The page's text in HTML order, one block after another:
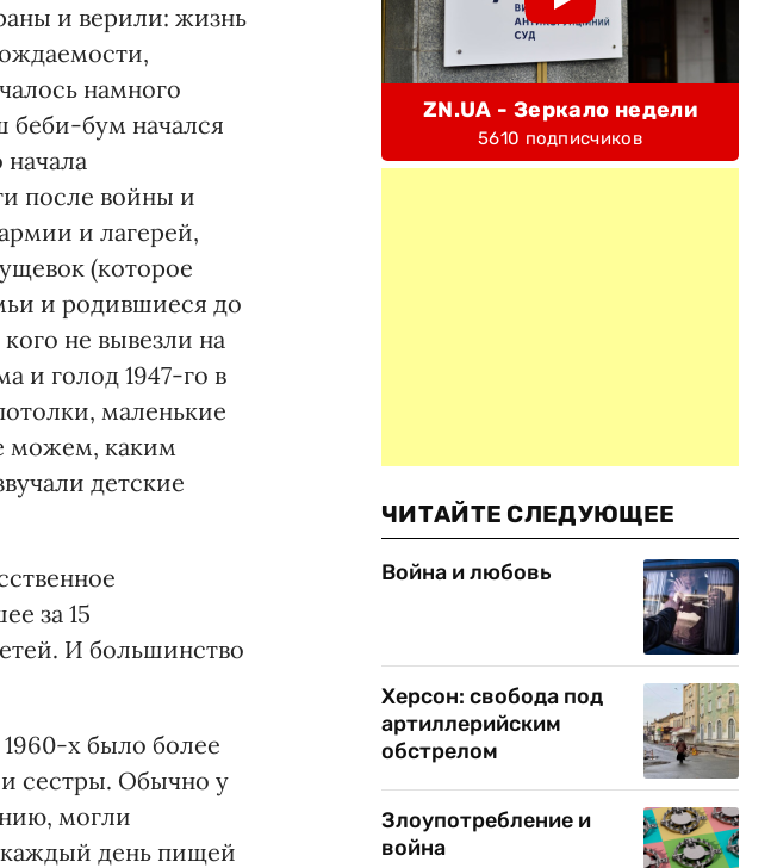
и верили: жизнь
намного
беби-бум начался
после войны и
и лагерей,
(которое
и родившиеся до
не вывезли на
и голод 1947-го в
маленькие
можем, каким
детские
за 15
И большинство
х было более
сестры. Обычно у
могли
каждый день пищей
ZN.UA - Зеркало недели
5610 подписчиков
ЧИТАЙТЕ СЛЕДУЮЩЕЕ
Война и любовь
Херсон: свобода под
артиллерийским
обстрелом
Злоупотребление и
война